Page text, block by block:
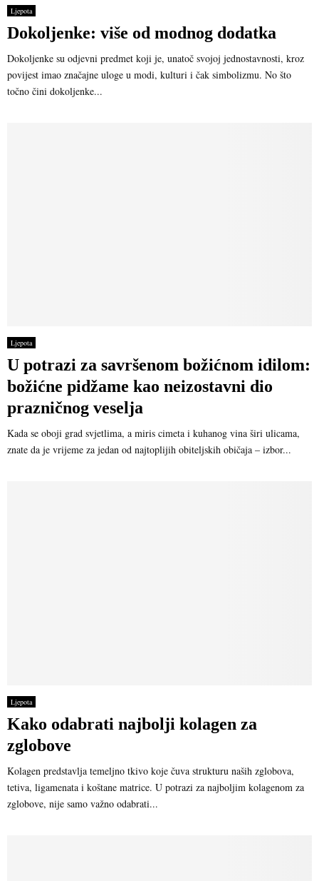
Ljepota
Dokoljenke: više od modnog dodatka
Dokoljenke su odjevni predmet koji je, unatoč svojoj jednostavnosti, kroz
povijest imao značajne uloge u modi, kulturi i čak simbolizmu. No što
točno čini dokoljenke...
Ljepota
U potrazi za savršenom božićnom idilom:
božićne pidžame kao neizostavni dio
prazničnog veselja
Kada se oboji grad svjetlima, a miris cimeta i kuhanog vina širi ulicama,
znate da je vrijeme za jedan od najtoplijih obiteljskih običaja – izbor...
Ljepota
Kako odabrati najbolji kolagen za
zglobove
Kolagen predstavlja temeljno tkivo koje čuva strukturu naših zglobova,
tetiva, ligamenata i koštane matrice. U potrazi za najboljim kolagenom za
zglobove, nije samo važno odabrati...